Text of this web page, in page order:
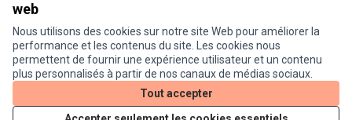
web
Nous utilisons des cookies sur notre site Web pour améliorer la
performance et les contenus du site. Les cookies nous
permettent de fournir une expérience utilisateur et un contenu
plus personnalisés à partir de nos canaux de médias sociaux.
Tout accepter
Conditions d'utilisation
Paramètres des cookies
Je participe ! sur X
(Lien externe)
Je participe ! sur Facebook
Je participe ! sur Instagram